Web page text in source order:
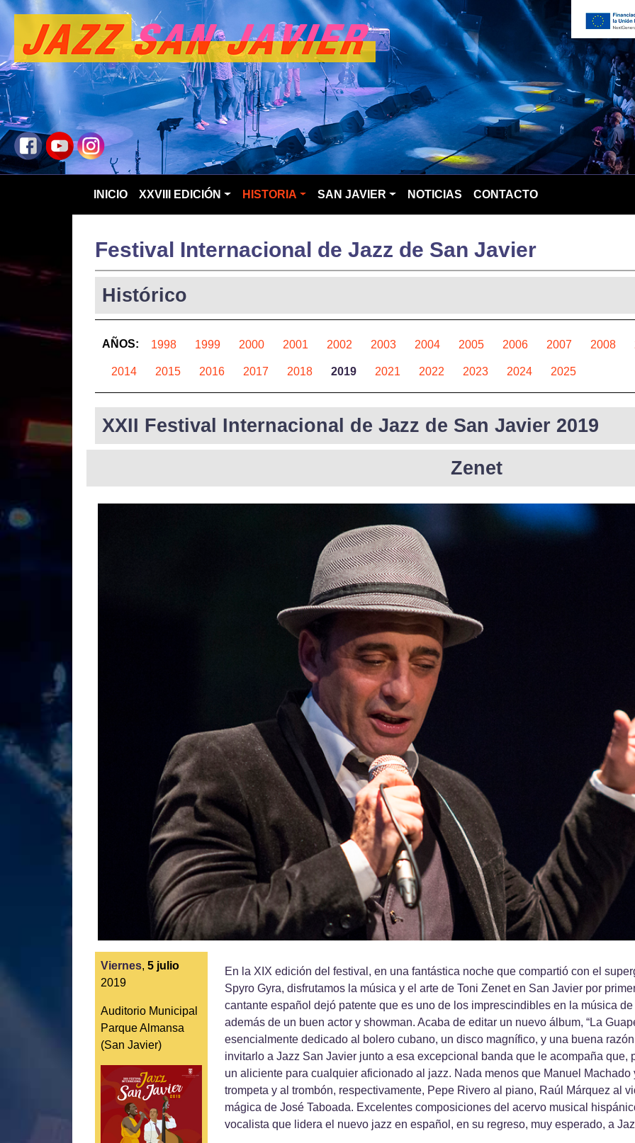
INICIO XXVIII EDICIÓN HISTORIA SAN JAVIER NOTICIAS CONTACTO
Festival Internacional de Jazz de San Javier
Histórico
AÑOS: 1998 1999 2000 2001 2002 2003 2004 2005 2006 2007 2008
2014 2015 2016 2017 2018 2019 2021 2022 2023 2024 2025
XXII Festival Internacional de Jazz de San Javier 2019
Zenet
Viernes, 5 julio
2019
Auditorio Municipal
Parque Almansa
(San Javier)
En la XIX edición del festival, en una fantástica noche que compartió con el
Spyro Gyra, disfrutamos la música y el arte de Toni Zenet en San Javier por
cantante español dejó patente que es uno de los imprescindibles en la música
además de un buen actor y showman. Acaba de editar un nuevo álbum, “La
esencialmente dedicado al bolero cubano, un disco magnífico, y una buena
invitarlo a Jazz San Javier junto a esa excepcional banda que le acompaña que,
un aliciente para cualquier aficionado al jazz. Nada menos que Manuel Machado
trompeta y al trombón, respectivamente, Pepe Rivero al piano, Raúl Márquez al
mágica de José Taboada. Excelentes composiciones del acervo musical
vocalista que lidera el nuevo jazz en español, en su regreso, muy esperado, a